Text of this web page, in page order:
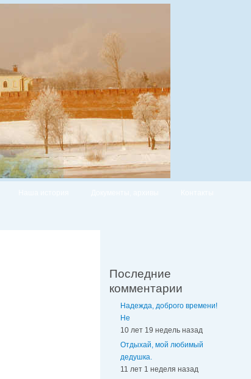
Последние
комментарии
Надежда, доброго времени!
Не
10 лет 19 недель назад
Отдыхай, мой любимый
дедушка.
11 лет 1 неделя назад